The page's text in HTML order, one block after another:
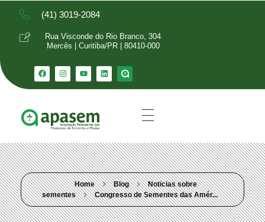
(41) 3019-2084
Rua Visconde do Rio Branco, 304
Mercês | Curitiba/PR | 80410-000
Home Blog
Noticias sobre
sementes
Congresso de Sementes das Amér...